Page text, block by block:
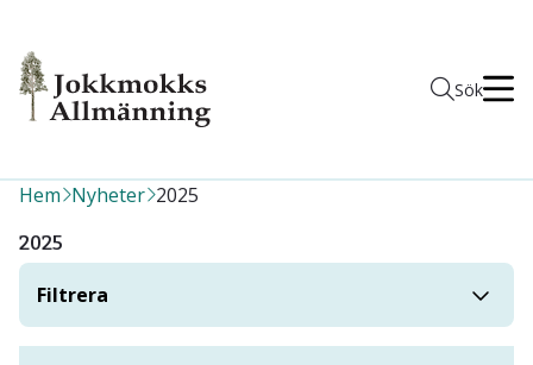
Sök
Hem Nyheter 2025
2025
Filtrera